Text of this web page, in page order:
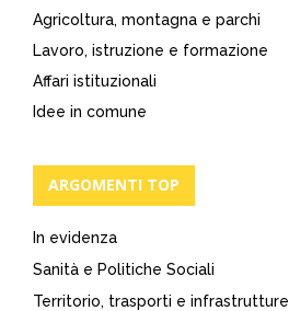
Agricoltura, montagna e parchi
Lavoro, istruzione e formazione
Affari istituzionali
Idee in comune
ARGOMENTI TOP
In evidenza
Sanità e Politiche Sociali
Territorio, trasporti e infrastrutture